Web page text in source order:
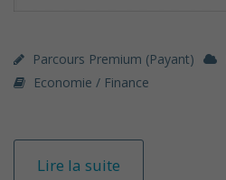
Parcours Premium (payant)
Economie / Finance
Lire la suite